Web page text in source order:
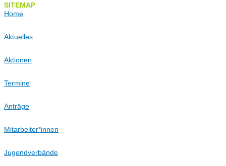
SITEMAP
Home
Aktuelles
Aktionen
Termine
Anträge
Mitarbeiter*innen
Jugendverbände